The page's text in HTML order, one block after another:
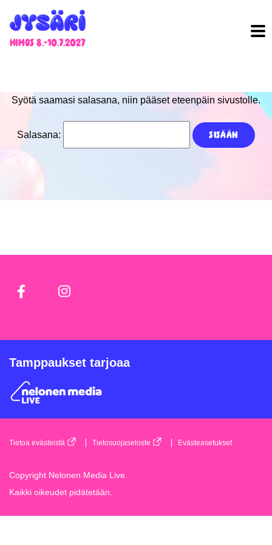
Himos 8.-10.7.2027
Syötä saamasi salasana, niin pääset eteenpäin sivustolle.
Salasana:
Facebook Instagram
Tamppaukset tarjoaa
Tietoa evästeistä Tietosuojaseloste Evästeasetukset
Copyright Nelonen Media Live.
Kaikki oikeudet pidätetään.